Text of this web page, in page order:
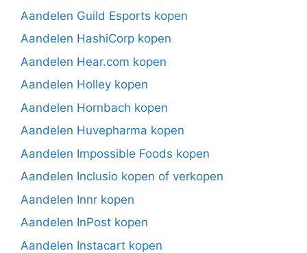
Aandelen Guild Esports kopen
Aandelen HashiCorp kopen
Aandelen Hear.com kopen
Aandelen Holley kopen
Aandelen Hornbach kopen
Aandelen Huvepharma kopen
Aandelen Impossible Foods kopen
Aandelen Inclusio kopen of verkopen
Aandelen Innr kopen
Aandelen InPost kopen
Aandelen Instacart kopen